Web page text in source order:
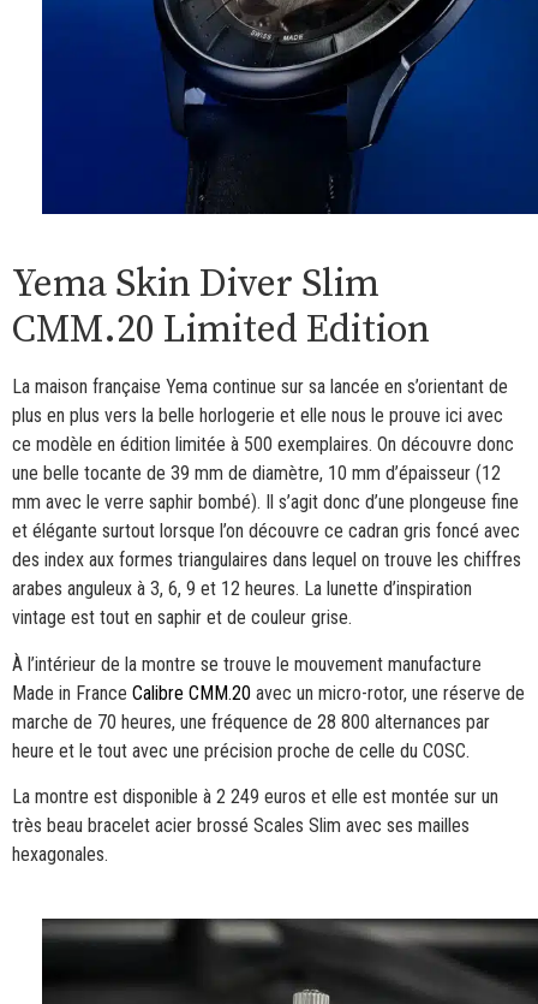
Yema Skin Diver Slim
CMM.20 Limited Edition
La maison française Yema continue sur sa lancée en s’orientant de
plus en plus vers la belle horlogerie et elle nous le prouve ici avec
ce modèle en édition limitée à 500 exemplaires. On découvre donc
une belle tocante de 39 mm de diamètre, 10 mm d’épaisseur (12
mm avec le verre saphir bombé). Il s’agit donc d’une plongeuse fine
et élégante surtout lorsque l’on découvre ce cadran gris foncé avec
des index aux formes triangulaires dans lequel on trouve les chiffres
arabes anguleux à 3, 6, 9 et 12 heures. La lunette d’inspiration
vintage est tout en saphir et de couleur grise.
À l’intérieur de la montre se trouve le mouvement manufacture
Made in France Calibre CMM.20 avec un micro-rotor, une réserve de
marche de 70 heures, une fréquence de 28 800 alternances par
heure et le tout avec une précision proche de celle du COSC.
La montre est disponible à 2 249 euros et elle est montée sur un
très beau bracelet acier brossé Scales Slim avec ses mailles
hexagonales.